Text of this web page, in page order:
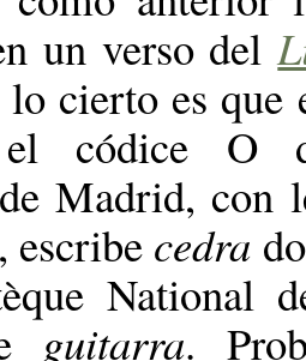
un verso del
cierto es que
el códice O
Madrid, con
cedra
National
guitarra.